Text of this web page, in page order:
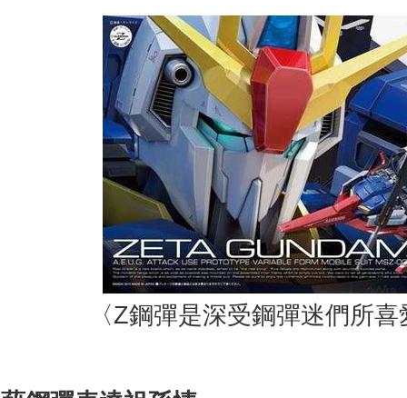
〈Z鋼彈是深受鋼彈迷們所